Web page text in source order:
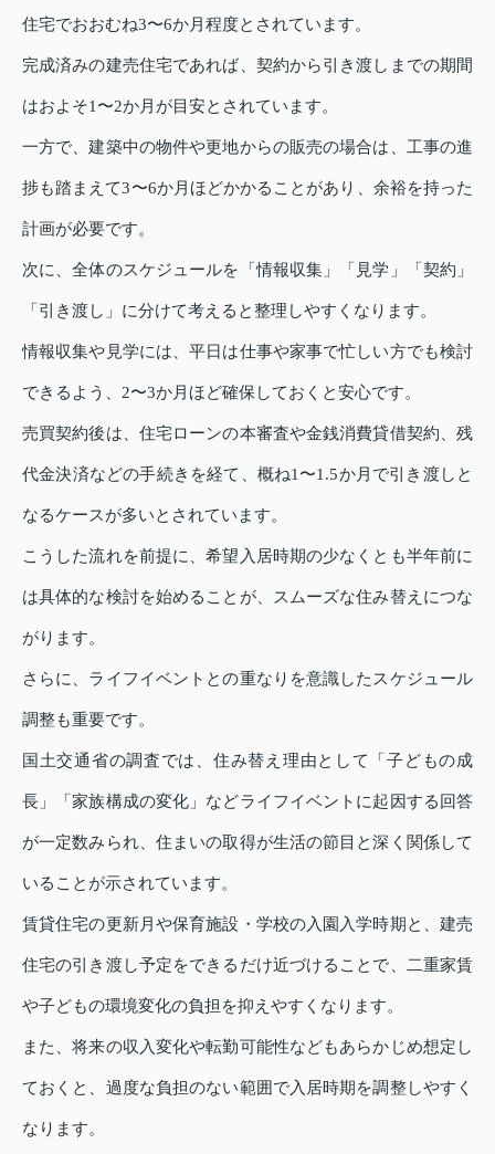
住宅でおおむね3〜6か月程度とされています。
完成済みの建売住宅であれば、契約から引き渡しまでの期間
はおよそ1〜2か月が目安とされています。
一方で、建築中の物件や更地からの販売の場合は、工事の進
捗も踏まえて3〜6か月ほどかかることがあり、余裕を持った
計画が必要です。
次に、全体のスケジュールを「情報収集」「見学」「契約」
「引き渡し」に分けて考えると整理しやすくなります。
情報収集や見学には、平日は仕事や家事で忙しい方でも検討
できるよう、2〜3か月ほど確保しておくと安心です。
売買契約後は、住宅ローンの本審査や金銭消費貸借契約、残
代金決済などの手続きを経て、概ね1〜1.5か月で引き渡しと
なるケースが多いとされています。
こうした流れを前提に、希望入居時期の少なくとも半年前に
は具体的な検討を始めることが、スムーズな住み替えにつな
がります。
さらに、ライフイベントとの重なりを意識したスケジュール
調整も重要です。
国土交通省の調査では、住み替え理由として「子どもの成
長」「家族構成の変化」などライフイベントに起因する回答
が一定数みられ、住まいの取得が生活の節目と深く関係して
いることが示されています。
賃貸住宅の更新月や保育施設・学校の入園入学時期と、建売
住宅の引き渡し予定をできるだけ近づけることで、二重家賃
や子どもの環境変化の負担を抑えやすくなります。
また、将来の収入変化や転勤可能性などもあらかじめ想定し
ておくと、過度な負担のない範囲で入居時期を調整しやすく
なります。